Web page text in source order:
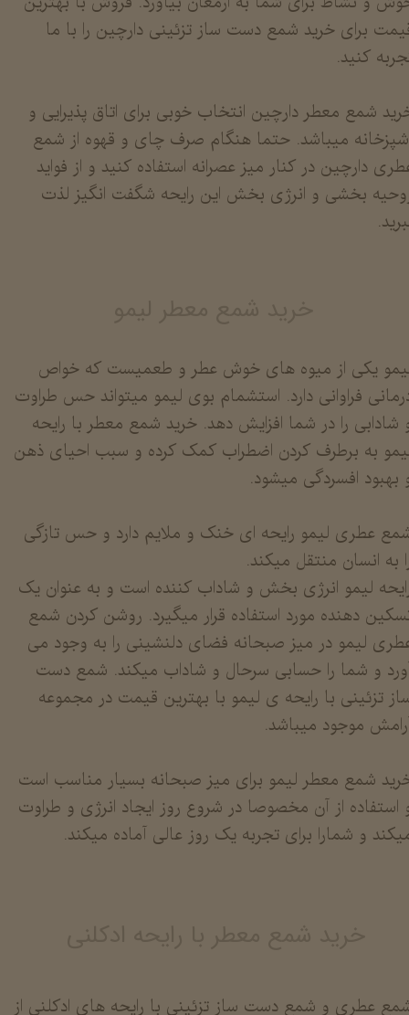
برای خرید شمع دست ساز تزئینی دارچین را با ما
کنید.
شمع معطر دارچین انتخاب خوبی برای اتاق پذیرایی و
میباشد. حتما هنگام صرف چای و قهوه از شمع
دارچین در کنار میز عصرانه استفاده کنید و از فواید
بخشی و انرژی بخش این رایحه شگفت انگیز لذت
یکی از میوه های خوش عطر و طعمیست که خواص
فراوانی دارد. استشمام بوی لیمو میتواند حس طراوت
شادابی را در شما افزایش دهد. خرید شمع معطر با رایحه
به برطرف کردن اضطراب کمک کرده و سبب احیای ذهن
بهبود افسردگی میشود.
عطری لیمو رایحه ای خنک و ملایم دارد و حس تازگی
به انسان منتقل میکند.
لیمو انرژی بخش و شاداب کننده است و به عنوان یک
دهنده مورد استفاده قرار میگیرد. روشن کردن شمع
لیمو در میز صبحانه فضای دلنشینی را به وجود می
و شما را حسابی سرحال و شاداب میکند. شمع دست
تزئینی با رایحه ی لیمو با بهترین قیمت در مجموعه
موجود میباشد.
شمع معطر لیمو برای میز صبحانه بسیار مناسب است
استفاده از آن مخصوصا در شروع روز ایجاد انرژی و طراوت
و شمارا برای تجربه یک روز عالی آماده میکند.
عطری و شمع دست ساز تزئینی با رایحه های ادکلنی از